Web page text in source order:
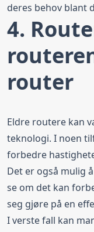
deres behov blant
4.
router
Eldre routere kan
teknologi. I noen
forbedre
Det er også mulig
se om det kan
seg gjøre på en
I verste fall kan